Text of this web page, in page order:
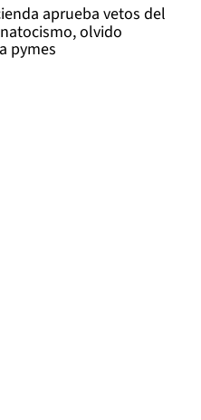
aprueba vetos del
olvido
pymes